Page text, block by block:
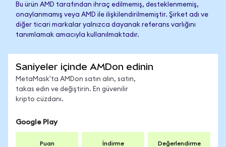
Bu ürün AMD tarafından ihraç edilmemiş, desteklenmemiş,
onaylanmamış veya AMD ile ilişkilendirilmemiştir. Şirket adı ve
diğer ticari markalar yalnızca dayanak referans varlığını
tanımlamak amacıyla kullanılmaktadır.
Saniyeler içinde AMDon edinin
MetaMask'ta AMDon satın alın, satın,
takas edin ve değiştirin. En güvenilir
kripto cüzdanı.
Google Play
Puan İndirme Değerlendirme